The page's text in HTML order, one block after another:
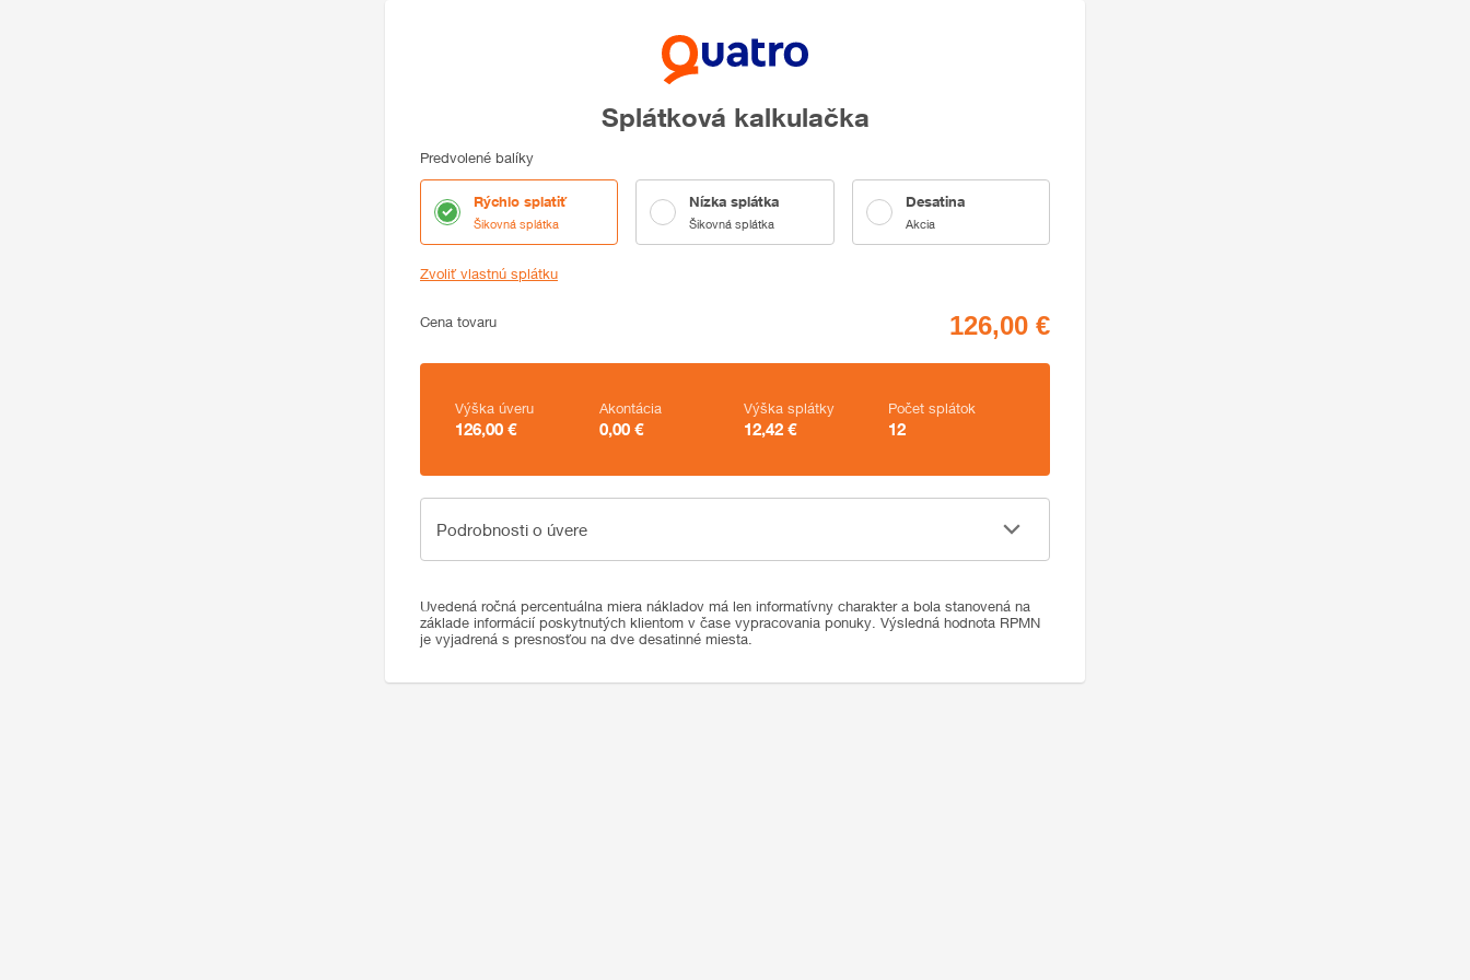
Splátková kalkulačka
Predvolené balíky
Rýchlo splatiť
Šikovná splátka
Nízka splátka
Šikovná splátka
Desatina
Akcia
Zvoliť vlastnú splátku
Cena
Cena tovaru
Zhrnutie
Výška úveru
126,00 €
Akontácia
0,00 €
Výška splátky
12,42 €
Počet splátok
12
Podrobnosti o úvere
Podrobnosti o úvere
Uvedená ročná percentuálna miera nákladov má len informatívny charakter a bola stanovená na
základe informácií poskytnutých klientom v čase vypracovania ponuky. Výsledná hodnota RPMN
je vyjadrená s presnosťou na dve desatinné miesta.